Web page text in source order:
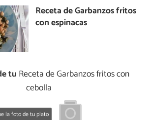
Receta de Garbanzos fritos
con espinacas
tu Receta de Garbanzos fritos con
cebolla
la foto de tu plato